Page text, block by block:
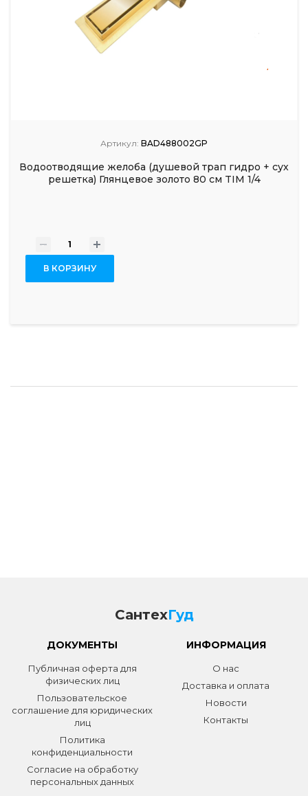
Артикул: BAD488002GP
Водоотводящие желоба (душевой трап гидро + сух
решетка) Глянцевое золото 80 см TIM 1/4
- +
В КОРЗИНУ
СантехГуд
ДОКУМЕНТЫ
Публичная оферта для
физических лиц
Пользовательское
соглашение для юридических
лиц
Политика
конфиденциальности
Согласие на обработку
персональных данных
ИНФОРМАЦИЯ
О нас
Доставка и оплата
Новости
Контакты